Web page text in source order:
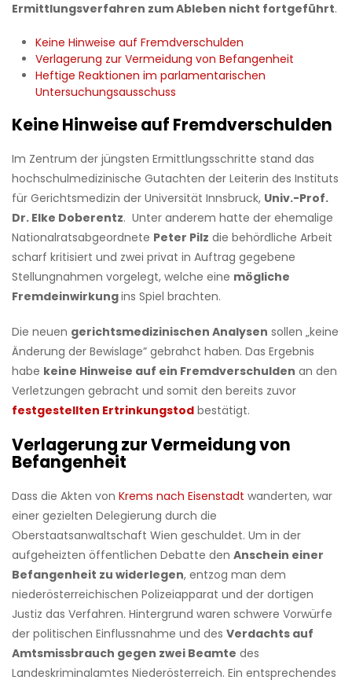
Ermittlungsverfahren zum Ableben nicht fortgeführt.
Keine Hinweise auf Fremdverschulden
Verlagerung zur Vermeidung von Befangenheit
Heftige Reaktionen im parlamentarischen
Untersuchungsausschuss
Keine Hinweise auf Fremdverschulden
Im Zentrum der jüngsten Ermittlungsschritte stand das
hochschulmedizinische Gutachten der Leiterin des Instituts
für Gerichtsmedizin der Universität Innsbruck, Univ.-Prof.
Dr. Elke Doberentz. Unter anderem hatte der ehemalige
Nationalratsabgeordnete Peter Pilz die behördliche Arbeit
scharf kritisiert und zwei privat in Auftrag gegebene
Stellungnahmen vorgelegt, welche eine mögliche
Fremdeinwirkungins Spiel brachten.
Die neuen gerichtsmedizinischen Analysen sollen „keine
Änderung der Bewislage” gebrahct haben. Das Ergebnis
habe keine Hinweise auf ein Fremdverschulden an den
Verletzungen gebracht und somit den bereits zuvor
festgestellten Ertrinkungstod bestätigt.
Verlagerung zur Vermeidung von
Befangenheit
Dass die Akten von Krems nach Eisenstadt wanderten, war
einer gezielten Delegierung durch die
Oberstaatsanwaltschaft Wien geschuldet. Um in der
aufgeheizten öffentlichen Debatte den Anschein einer
Befangenheit zu widerlegen, entzog man dem
niederösterreichischen Polizeiapparat und der dortigen
Justiz das Verfahren. Hintergrund waren schwere Vorwürfe
der politischen Einflussnahme und des Verdachts auf
Amtsmissbrauch gegen zwei Beamte des
Landeskriminalamtes Niederösterreich. Ein entsprechendes